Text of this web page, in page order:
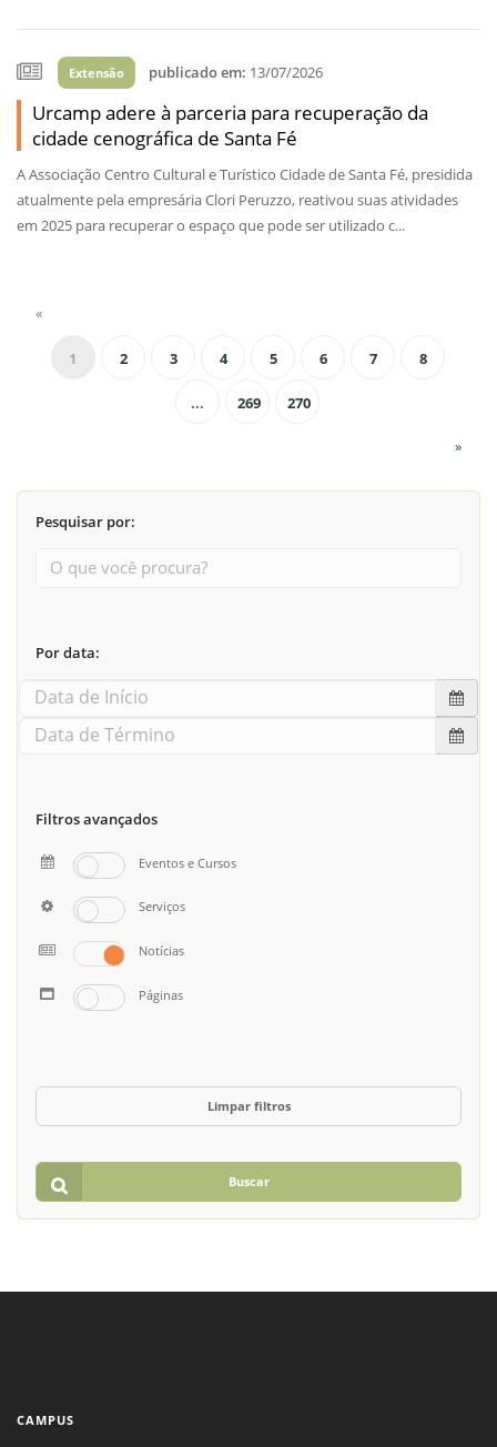
Extensão publicado em: 13/07/2026
Urcamp adere à parceria para recuperação da
cidade cenográfica de Santa Fé
A Associação Centro Cultural e Turístico Cidade de Santa Fé, presidida
atualmente pela empresária Clori Peruzzo, reativou suas atividades
em 2025 para recuperar o espaço que pode ser utilizado c...
«
1 2 3 4 5 6 7 8
... 269 270
»
Pesquisar por:
Por data:
Filtros avançados
Eventos e Cursos
Serviços
Notícias
Páginas
Limpar filtros
Buscar
CAMPUS